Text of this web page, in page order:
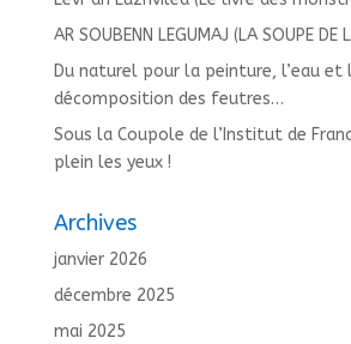
AR SOUBENN LEGUMAJ (LA SOUPE DE
Du naturel pour la peinture, l’eau et
décomposition des feutres…
Sous la Coupole de l’Institut de
plein les yeux !
Archives
janvier 2026
décembre 2025
mai 2025